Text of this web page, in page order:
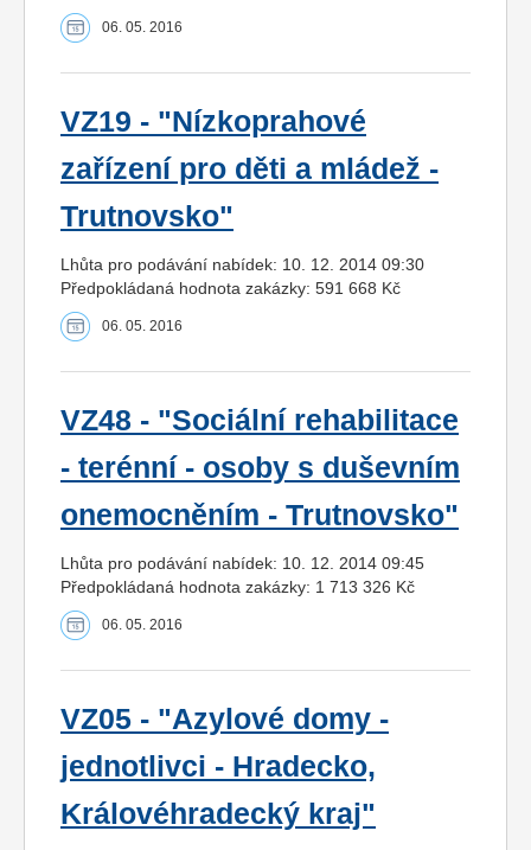
06. 05. 2016
VZ19 - "Nízkoprahové
zařízení pro děti a mládež -
Trutnovsko"
Lhůta pro podávání nabídek: 10. 12. 2014 09:30
Předpokládaná hodnota zakázky: 591 668 Kč
06. 05. 2016
VZ48 - "Sociální rehabilitace
- terénní - osoby s duševním
onemocněním - Trutnovsko"
Lhůta pro podávání nabídek: 10. 12. 2014 09:45
Předpokládaná hodnota zakázky: 1 713 326 Kč
06. 05. 2016
VZ05 - "Azylové domy -
jednotlivci - Hradecko,
Královéhradecký kraj"